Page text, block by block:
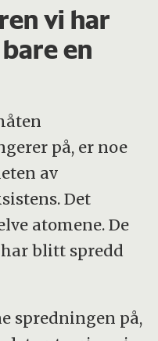
endrer det
elektroner på
det
forskerne si
atomene. Og
molekylet ser
vi har
en
på, er noe
av
Det
atomene. De
blitt spredd
spredningen på,